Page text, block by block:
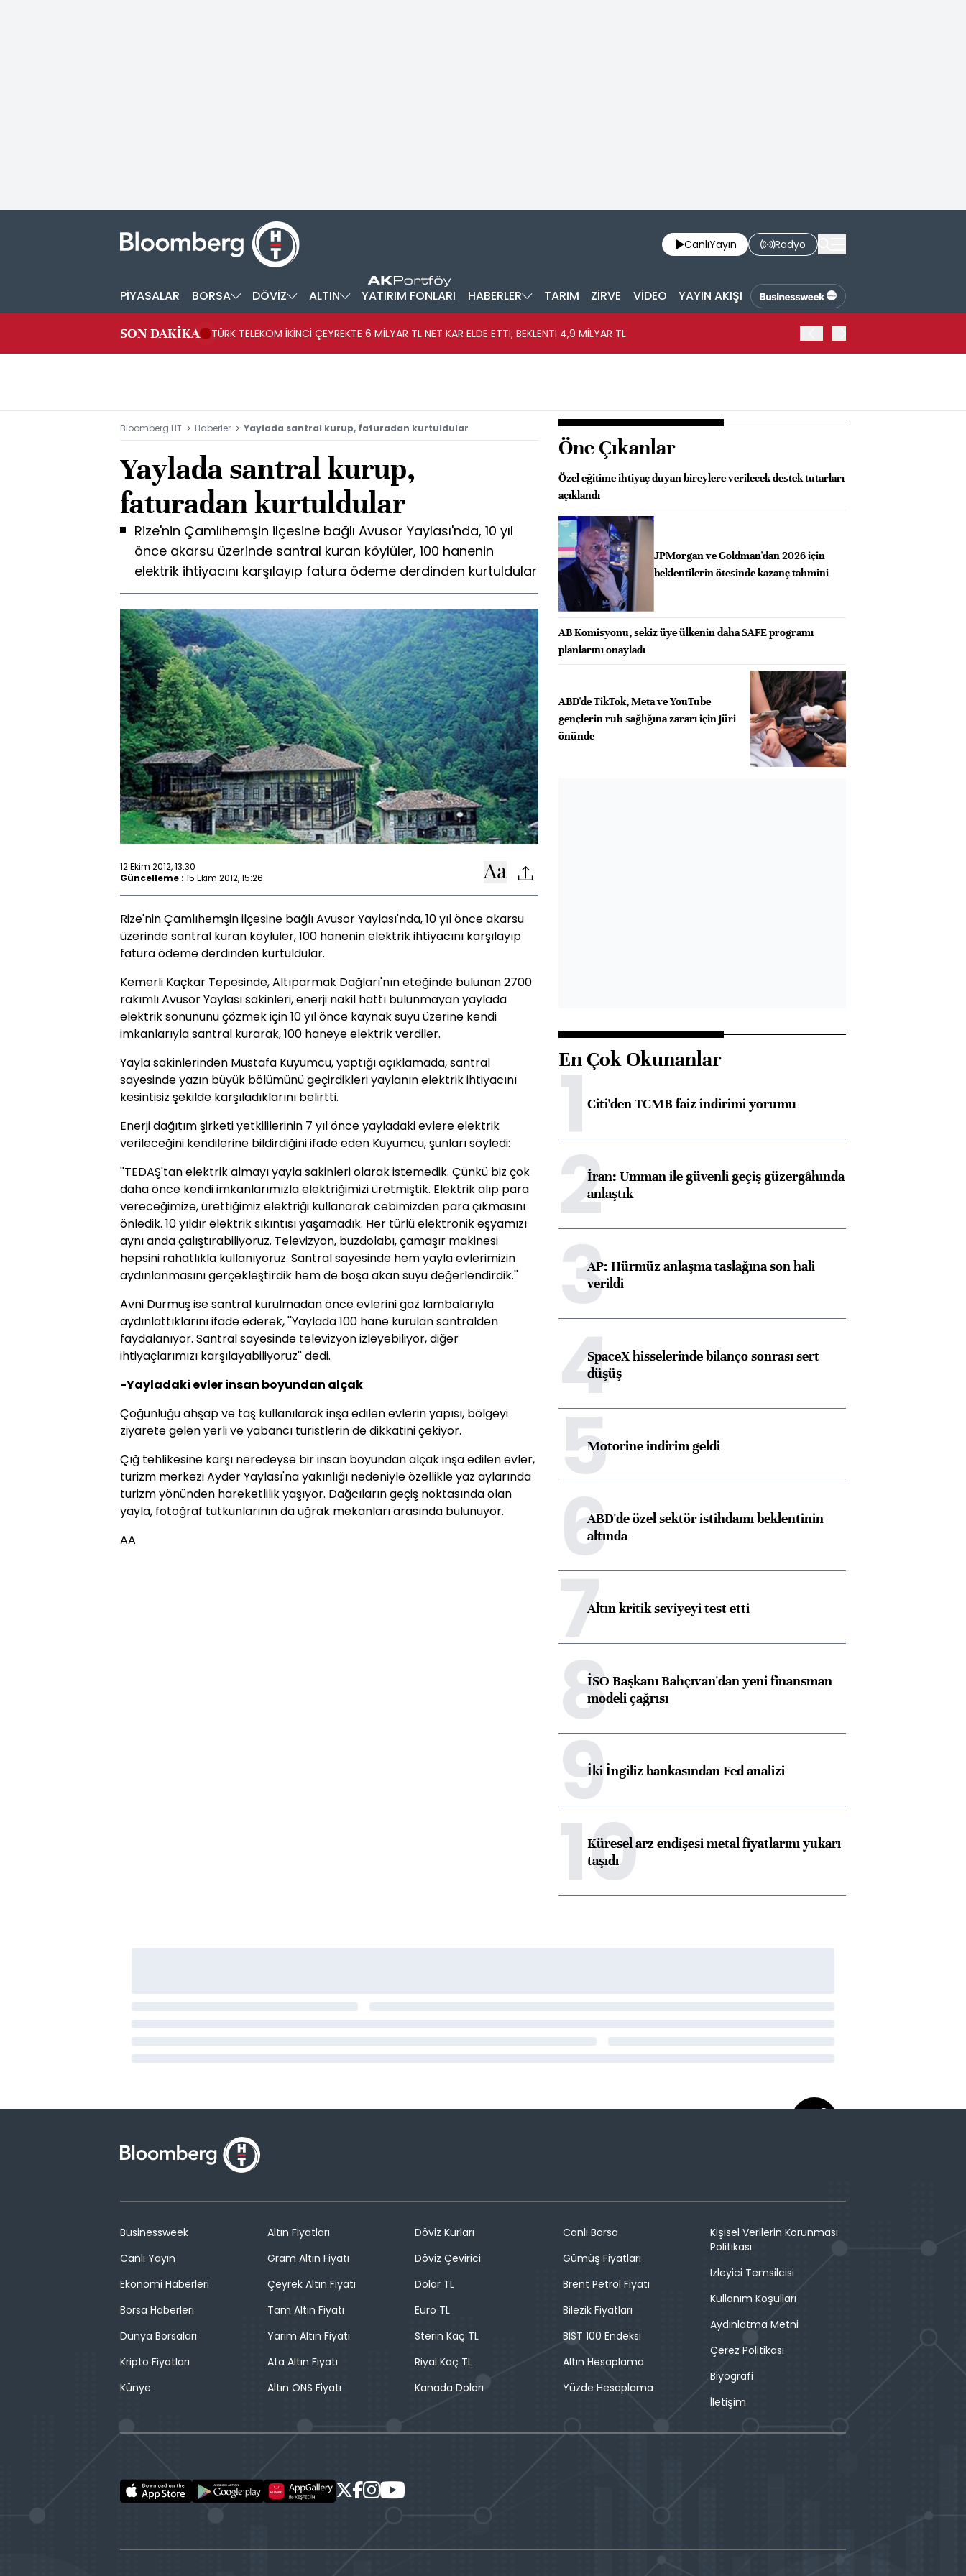
CanlıYayın Radyo
PİYASALAR BORSA DÖVİZ ALTIN YATIRIM FONLARI HABERLER TARIM ZİRVE VİDEO YAYIN AKIŞI
SON DAKİKA TÜRK TELEKOM İKİNCİ ÇEYREKTE 6 MİLYAR TL NET KAR ELDE ETTİ; BEKLENTİ 4,9 MİLYAR TL
Bloomberg HT Haberler Yaylada santral kurup, faturadan kurtuldular
Yaylada santral kurup,
faturadan kurtuldular
Rize'nin Çamlıhemşin ilçesine bağlı Avusor Yaylası'nda, 10 yıl
önce akarsu üzerinde santral kuran köylüler, 100 hanenin
elektrik ihtiyacını karşılayıp fatura ödeme derdinden kurtuldular
12 Ekim 2012, 13:30
Güncelleme : 15 Ekim 2012, 15:26
Rize'nin Çamlıhemşin ilçesine bağlı Avusor Yaylası'nda, 10 yıl önce akarsu
üzerinde santral kuran köylüler, 100 hanenin elektrik ihtiyacını karşılayıp
fatura ödeme derdinden kurtuldular.
Kemerli Kaçkar Tepesinde, Altıparmak Dağları'nın eteğinde bulunan 2700
rakımlı Avusor Yaylası sakinleri, enerji nakil hattı bulunmayan yaylada
elektrik sonununu çözmek için 10 yıl önce kaynak suyu üzerine kendi
imkanlarıyla santral kurarak, 100 haneye elektrik verdiler.
Yayla sakinlerinden Mustafa Kuyumcu, yaptığı açıklamada, santral
sayesinde yazın büyük bölümünü geçirdikleri yaylanın elektrik ihtiyacını
kesintisiz şekilde karşıladıklarını belirtti.
Enerji dağıtım şirketi yetkililerinin 7 yıl önce yayladaki evlere elektrik
verileceğini kendilerine bildirdiğini ifade eden Kuyumcu, şunları söyledi:
''TEDAŞ'tan elektrik almayı yayla sakinleri olarak istemedik. Çünkü biz çok
daha önce kendi imkanlarımızla elektriğimizi üretmiştik. Elektrik alıp para
vereceğimize, ürettiğimiz elektriği kullanarak cebimizden para çıkmasını
önledik. 10 yıldır elektrik sıkıntısı yaşamadık. Her türlü elektronik eşyamızı
aynı anda çalıştırabiliyoruz. Televizyon, buzdolabı, çamaşır makinesi
hepsini rahatlıkla kullanıyoruz. Santral sayesinde hem yayla evlerimizin
aydınlanmasını gerçekleştirdik hem de boşa akan suyu değerlendirdik.''
Avni Durmuş ise santral kurulmadan önce evlerini gaz lambalarıyla
aydınlattıklarını ifade ederek, ''Yaylada 100 hane kurulan santralden
faydalanıyor. Santral sayesinde televizyon izleyebiliyor, diğer
ihtiyaçlarımızı karşılayabiliyoruz'' dedi.
-Yayladaki evler insan boyundan alçak
Çoğunluğu ahşap ve taş kullanılarak inşa edilen evlerin yapısı, bölgeyi
ziyarete gelen yerli ve yabancı turistlerin de dikkatini çekiyor.
Çığ tehlikesine karşı neredeyse bir insan boyundan alçak inşa edilen evler,
turizm merkezi Ayder Yaylası'na yakınlığı nedeniyle özellikle yaz aylarında
turizm yönünden hareketlilik yaşıyor. Dağcıların geçiş noktasında olan
yayla, fotoğraf tutkunlarının da uğrak mekanları arasında bulunuyor.
AA
Öne Çıkanlar
Özel eğitime ihtiyaç duyan bireylere verilecek destek tutarları
açıklandı
JPMorgan ve Goldman'dan 2026 için
beklentilerin ötesinde kazanç tahmini
AB Komisyonu, sekiz üye ülkenin daha SAFE programı
planlarını onayladı
ABD'de TikTok, Meta ve YouTube
gençlerin ruh sağlığına zararı için jüri
önünde
En Çok Okunanlar
1Citi'den TCMB faiz indirimi yorumu
2İran: Umman ile güvenli geçiş güzergâhında
anlaştık
3AP: Hürmüz anlaşma taslağına son hali
verildi
4SpaceX hisselerinde bilanço sonrası sert
düşüş
5Motorine indirim geldi
6ABD'de özel sektör istihdamı beklentinin
altında
7Altın kritik seviyeyi test etti
8İSO Başkanı Bahçıvan'dan yeni finansman
modeli çağrısı
9İki İngiliz bankasından Fed analizi
10
Küresel arz endişesi metal fiyatlarını yukarı
taşıdı
Businessweek
Canlı Yayın
Ekonomi Haberleri
Borsa Haberleri
Dünya Borsaları
Kripto Fiyatları
Künye
Altın Fiyatları
Gram Altın Fiyatı
Çeyrek Altın Fiyatı
Tam Altın Fiyatı
Yarım Altın Fiyatı
Ata Altın Fiyatı
Altın ONS Fiyatı
Döviz Kurları
Döviz Çevirici
Dolar TL
Euro TL
Sterin Kaç TL
Riyal Kaç TL
Kanada Doları
Canlı Borsa
Gümüş Fiyatları
Brent Petrol Fiyatı
Bilezik Fiyatları
BIST 100 Endeksi
Altın Hesaplama
Yüzde Hesaplama
Kişisel Verilerin Korunması
Politikası
İzleyici Temsilcisi
Kullanım Koşulları
Aydınlatma Metni
Çerez Politikası
Biyografi
İletişim